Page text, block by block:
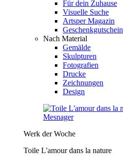
Für dein Zuhause
Visuelle Suche
Artsper Magazin
Geschenkgutschein
Nach Material
Gemälde
Skulpturen
Fotografien
Drucke
Zeichnungen
Design
Werk der Woche
Toile L'amour dans la nature